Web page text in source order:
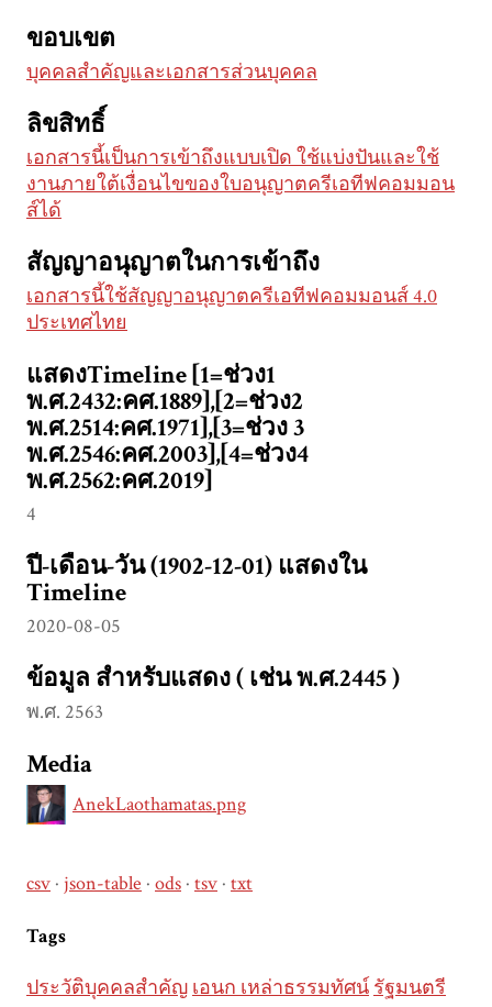
ขอบเขต
บุคคลสำคัญและเอกสารส่วนบุคคล
ลิขสิทธิ์
เอกสารนี้เป็นการเข้าถึงแบบเปิด ใช้แบ่งปันและใช้
งานภายใต้เงื่อนไขของใบอนุญาตครีเอทีฟคอมมอน
ส์ได้
สัญญาอนุญาตในการเข้าถึง
เอกสารนี้ใช้สัญญาอนุญาตครีเอทีฟคอมมอนส์ 4.0
ประเทศไทย
แสดงTimeline [1=ช่วง1
พ.ศ.2432:คศ.1889],[2=ช่วง2
พ.ศ.2514:คศ.1971],[3=ช่วง 3
พ.ศ.2546:คศ.2003],[4=ช่วง4
พ.ศ.2562:คศ.2019]
4
ปี-เดือน-วัน (1902-12-01) แสดงใน
Timeline
2020-08-05
ข้อมูล สำหรับแสดง ( เช่น พ.ศ.2445 )
พ.ศ. 2563
Media
AnekLaothamatas.png
csv json-table ods tsv txt
Tags
ประวัติบุคคลสำคัญ เอนก เหล่าธรรมทัศน์ รัฐมนตรี